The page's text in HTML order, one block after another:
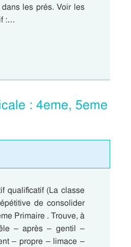
les prés. Voir les
:…
: 4eme, 5eme
qualificatif (La classe
de consolider
Primaire . Trouve, à
– après – gentil –
– propre – limace –